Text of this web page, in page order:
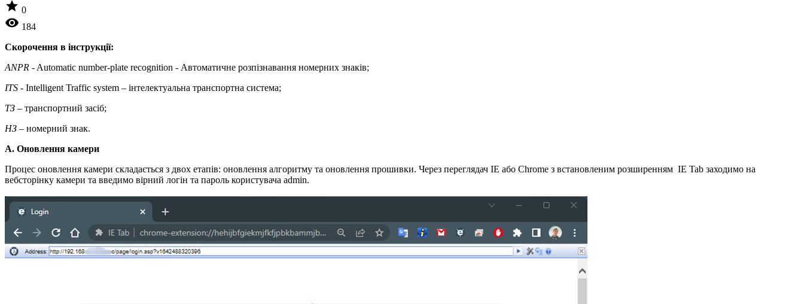
star 0
visibility 184
Скорочення в інструкції:
ANPR - Automatic number-plate recognition - Автоматичне розпізнавання номерних знаків;
ITS - Intelligent Traffic system – інтелектуальна транспортна система;
ТЗ – транспортний засіб;
НЗ – номерний знак.
А. Оновлення камери
Процес оновлення камери складається з двох етапів: оновлення алгоритму та оновлення прошивки. Через переглядач IE або Chrome з встановленим розширенням IE Tab заходимо на
вебсторінку камери та введимо вірний логін та пароль користувача admin.